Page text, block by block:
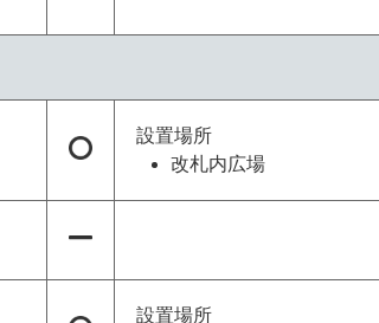
設置場所
改札内広場
設置場所